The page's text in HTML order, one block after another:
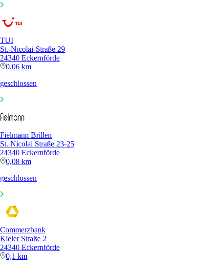
TUI
St.-Nicolai-Straße 29
24340 Eckernförde
0,06 km
geschlossen
Fielmann Brillen
St. Nicolai Straße 23-25
24340 Eckernförde
0,08 km
geschlossen
Commerzbank
Kieler Straße 2
24340 Eckernförde
0,1 km